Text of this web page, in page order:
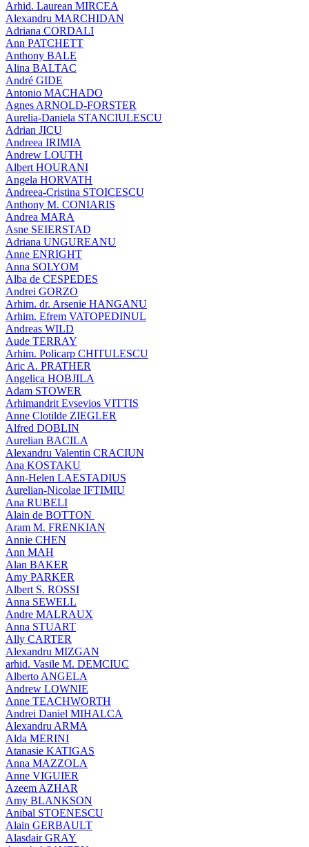
Arhid. Laurean MIRCEA
Alexandru MARCHIDAN
Adriana CORDALI
Ann PATCHETT
Anthony BALE
Alina BALTAC
André GIDE
Antonio MACHADO
Agnes ARNOLD-FORSTER
Aurelia-Daniela STANCIULESCU
Adrian JICU
Andreea IRIMIA
Andrew LOUTH
Albert HOURANI
Angela HORVATH
Andreea-Cristina STOICESCU
Anthony M. CONIARIS
Andrea MARA
Asne SEIERSTAD
Adriana UNGUREANU
Anne ENRIGHT
Anna SOLYOM
Alba de CESPEDES
Andrei GORZO
Arhim. dr. Arsenie HANGANU
Arhim. Efrem VATOPEDINUL
Andreas WILD
Aude TERRAY
Arhim. Policarp CHITULESCU
Aric A. PRATHER
Angelica HOBJILA
Adam STOWER
Arhimandrit Evsevios VITTIS
Anne Clotilde ZIEGLER
Alfred DOBLIN
Aurelian BACILA
Alexandru Valentin CRACIUN
Ana KOSTAKU
Ann-Helen LAESTADIUS
Aurelian-Nicolae IFTIMIU
Ana RUBELI
Alain de BOTTON
Aram Μ. FRENKIAN
Annie CHEN
Ann MAH
Alan BAKER
Amy PARKER
Albert S. ROSSI
Anna SEWELL
Andre MALRAUX
Anna STUART
Ally CARTER
Alexandru MIZGAN
arhid. Vasile M. DEMCIUC
Alberto ANGELA
Andrew LOWNIE
Anne TEACHWORTH
Andrei Daniel MIHALCA
Alexandru ARMA
Alda MERINI
Atanasie KATIGAS
Anna MAZZOLA
Anne VIGUIER
Azeem AZHAR
Amy BLANKSON
Anibal STOENESCU
Alain GERBAULT
Alasdair GRAY